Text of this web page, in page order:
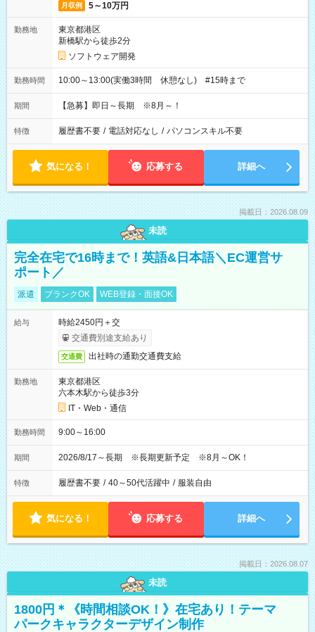
月収例 5～10万円
勤務地
東京都港区
新橋駅から徒歩2分
ソフトウェア開発
勤務時間 10:00～13:00(実働3時間 休憩なし) #15時まで
期間 【急募】即日～長期 ※8月～！
特徴 履歴書不要 / 電話対応なし / パソコンスキル不要
気になる！ 応募する 詳細へ
掲載日：2026.08.09
未読
完全在宅で16時まで！英語&日本語＼EC運営サ
ポート／
派遣 ブランクOK WEB登録・面接OK
給与
時給2450円＋交
交通費別途支給あり
交通費 出社時の通勤交通費支給
勤務地
東京都港区
六本木駅から徒歩3分
IT・Web・通信
勤務時間 9:00～16:00
期間 2026/8/17～長期 ※長期更新予定 ※8月～OK！
特徴 履歴書不要 / 40～50代活躍中 / 服装自由
気になる！ 応募する 詳細へ
掲載日：2026.08.07
未読
1800円＊《時間相談OK！》在宅あり！テーマ
パークキャラクターデザイン制作